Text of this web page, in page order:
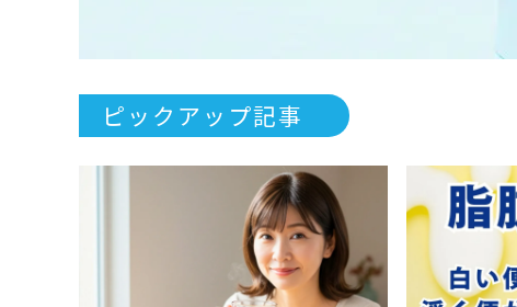
ピックアップ記事